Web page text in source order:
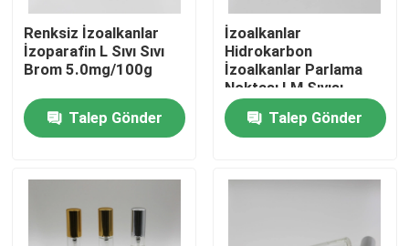
Fabrika turu
Kalite kontrol
Bize Ulaşın
Haberler
Renksiz İzoalkanlar
İzoparafin L Sıvı Sıvı
Brom 5.0mg/100g
Talep Gönder
İzoalkanlar
Hidrokarbon
İzoalkanlar Parlama
Noktası LM Sıvısı
Damıtma Aralığı 205-
240 Petrol İzoparafin
Sıvısı
Talep Gönder